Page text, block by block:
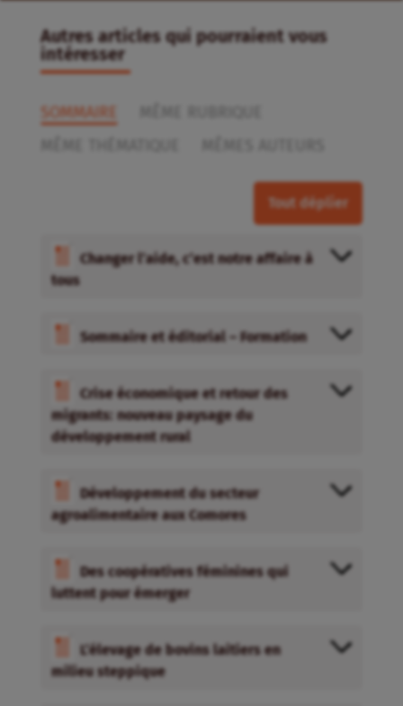
Autres articles qui pourraient vous
intéresser
SOMMAIRE
Tout déplier
Changer l’aide, c’est notre affaire à
tous
Sommaire et éditorial – Formation
Crise économique et retour des
migrants: nouveau paysage du
développement rural
Développement du secteur
agroalimentaire aux Comores
Des coopératives féminines qui
luttent pour émerger
L’élevage de bovins laitiers en
milieu steppique